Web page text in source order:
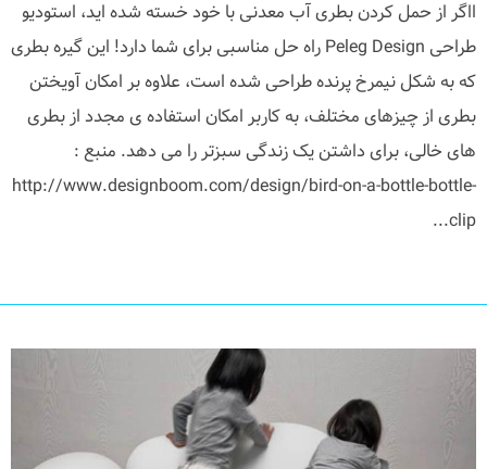
ااگر از حمل کردن بطری آب معدنی با خود خسته شده اید، استودیو
طراحی Peleg Design راه حل مناسبی برای شما دارد! این گیره بطری
که به شکل نیمرخ پرنده طراحی شده است، علاوه بر امکان آویختن
بطری از چیزهای مختلف، به کاربر امکان استفاده ی مجدد از بطری
های خالی، برای داشتن یک زندگی سبزتر را می دهد. منبع :
http://www.designboom.com/design/bird-on-a-bottle-bottle-
clip...